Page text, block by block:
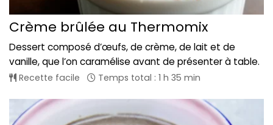
Crème brûlée au Thermomix
Dessert composé d’œufs, de crème, de lait et de
vanille, que l’on caramélise avant de présenter à table.
Recette facile Temps total : 1 h 35 min